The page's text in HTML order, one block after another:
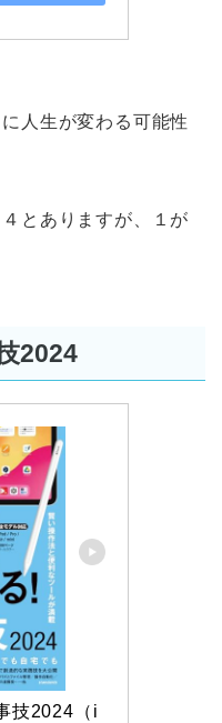
人生が変わる可能性
とありますが、１が
2024
技2024（i